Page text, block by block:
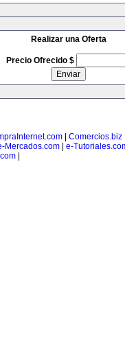
Realizar una Oferta
Precio Ofrecido $
Comercios.biz
Mercados.com e-
|